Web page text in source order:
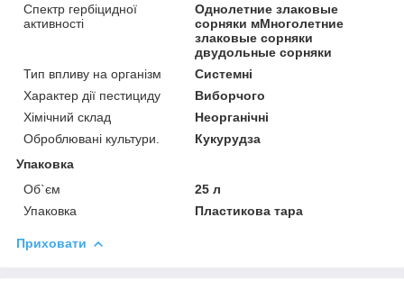
Спектр гербіцидної
активності
Однолетние злаковые
сорняки мМноголетние
злаковые сорняки
двудольные сорняки
Тип впливу на організм
Системні
Характер дії пестициду
Виборчого
Хімічний склад
Неорганічні
Оброблювані культури.
Кукурудза
Упаковка
Об`єм
25 л
Упаковка
Пластикова тара
Приховати